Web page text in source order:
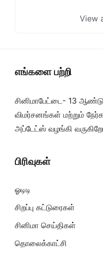
View
எங்களை பற்றி
சினிமாபேட்டை- 13
விமர்சனங்கள் மற்றும்
அப்டேட்ஸ் வழங்கி
பிரிவுகள்
ஓடிடி
சிறப்பு கட்டுரைகள்
சினிமா செய்திகள்
தொலைக்காட்சி